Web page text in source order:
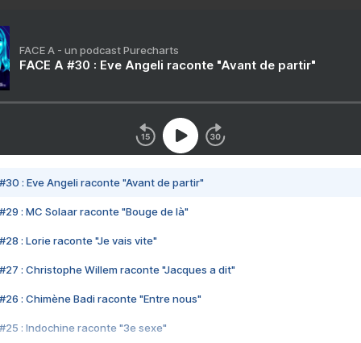
FACE A - un podcast Purecharts
FACE A #30 : Eve Angeli raconte "Avant de partir"
#30 : Eve Angeli raconte "Avant de partir"
#29 : MC Solaar raconte "Bouge de là"
#28 : Lorie raconte "Je vais vite"
#27 : Christophe Willem raconte "Jacques a dit"
#26 : Chimène Badi raconte "Entre nous"
#25 : Indochine raconte "3e sexe"